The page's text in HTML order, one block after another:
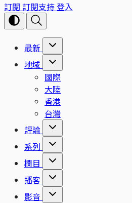
訂閱 訂閱支持登入
最新
地域
國際
大陸
香港
台灣
評論
系列
欄目
播客
影音